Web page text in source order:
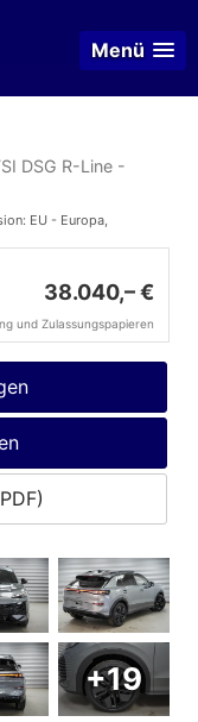
Menü
DSG R-Line -
EU - Europa,
38.040,– €
und Zulassungspapieren
+19